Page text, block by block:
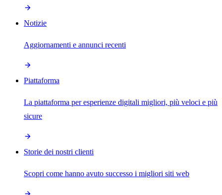
Notizie
Aggiornamenti e annunci recenti
Piattaforma
La piattaforma per esperienze digitali migliori, più veloci e più
sicure
Storie dei nostri clienti
Scopri come hanno avuto successo i migliori siti web